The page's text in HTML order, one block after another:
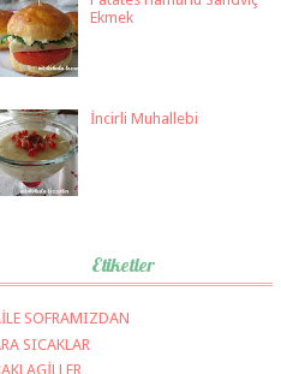
Ekmek
İncirli Muhallebi
Etiketler
SOFRAMIZDAN
SICAKLAR